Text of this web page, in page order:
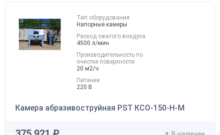
Тип оборудования
Напорные камеры
Расход сжатого воздуха
4500 л/мин
Производительность по
очистке поверхности
20 м2/ч
Питание
220 В
Камера абразивоструйная PST КСО-150-Н-М
Новинка Хит